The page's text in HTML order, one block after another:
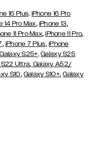
16 Plus, iPhone 16 Pro
14 Pro Max, iPhone 13,
11 Pro Max,iPhone 11 Pro,
, iPhone 7 Plus, iPhone
Galaxy S25+, Galaxy S25
S22 Ultra, Galaxy A52/
S10, Galaxy S10+,Galaxy